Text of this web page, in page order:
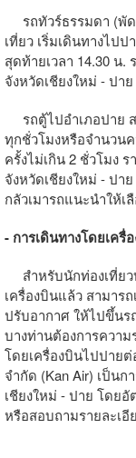
รถทัวร์ธรรมดา (พัด
เที่ยว เริ่มเดินทางไป
สุดท้ายเวลา 14.30 น.
จังหวัดเชียงใหม่ - ปา
รถตู้ไปอำเภอปาย
ทุกชั่วโมงหรือจำนวน
ครั้งไม่เกิน 2 ชั่วโมง
จังหวัดเชียงใหม่ - ปา
กลัวเมารถแนะนำให้
- การเดินทางโดยเครื่
สำหรับนักท่องเที่ยว
เครื่องบินแล้ว สามาร
ปรับอากาศ ให้ไปขึ้นร
บางท่านต้องการความ
โดยเครื่องบินไปปาย
จำกัด (Kan Air) เป็นก
เชียงใหม่ - ปาย โดย
หรือสอบถามรายละเอี